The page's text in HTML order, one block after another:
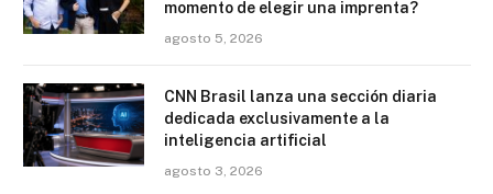
momento de elegir una imprenta?
agosto 5, 2026
CNN Brasil lanza una sección diaria
dedicada exclusivamente a la
inteligencia artificial
agosto 3, 2026